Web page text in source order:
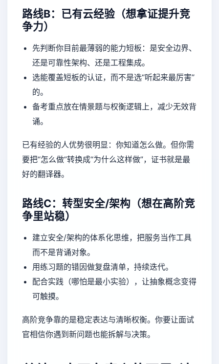
路线B：已有云经验（想拿证提升竞
争力）
先判断你目前最薄弱的能力短板：是安全边界、
还是可靠性架构、还是工程集成。
选能覆盖短板的认证，而不是选“听起来最厉害”
的。
备考重点放在情景题与权衡逻辑上，减少无效背
诵。
已有经验的人优势很明显：你知道怎么做。但你需
要把“怎么做”转换成“为什么这样做”，证书就是最
好的翻译器。
路线C：转型安全/架构（想在高阶竞
争里站稳）
建立安全/架构的体系化思维，把服务当作工具
而不是背诵对象。
用练习题的错因做复盘清单，持续迭代。
配合实践（哪怕是最小实验），让抽象概念变得
可触摸。
高阶竞争靠的是稳定表达与清晰权衡。你要让面试
官相信你遇到新问题也能拆解与决策。